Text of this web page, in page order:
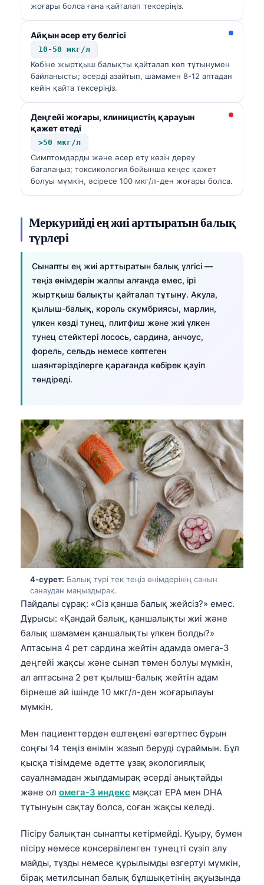
жоғары болса ғана қайталап тексеріңіз.
Айқын әсер ету белгісі
10-50 мкг/л
Көбіне жыртқыш балықты қайталап көп тұтынумен
байланысты; әсерді азайтып, шамамен 8-12 аптадан
кейін қайта тексеріңіз.
Деңгейі жоғары, клиницистің қарауын
қажет етеді
>50 мкг/л
Симптомдарды және әсер ету көзін дереу
бағалаңыз; токсикология бойынша кеңес қажет
болуы мүмкін, әсіресе 100 мкг/л-ден жоғары болса.
Меркурийді ең жиі арттыратын балық
түрлері
Сынапты ең жиі арттыратын балық үлгісі —
теңіз өнімдерін жалпы алғанда емес, ірі
жыртқыш балықты қайталап тұтыну. Акула,
қылыш-балық, король скумбриясы, марлин,
үлкен көзді тунец, плитфиш және жиі үлкен
тунец стейктері лосось, сардина, анчоус,
форель, сельдь немесе көптеген
шаянтәрізділерге қарағанда көбірек қауіп
төндіреді.
4-сурет: Балық түрі тек теңіз өнімдерінің санын
санаудан маңыздырақ.
Пайдалы сұрақ: «Сіз қанша балық жейсіз?» емес.
Дұрысы: «Қандай балық, қаншалықты жиі және
балық шамамен қаншалықты үлкен болды?»
Аптасына 4 рет сардина жейтін адамда омега-3
деңгейі жақсы және сынап төмен болуы мүмкін,
ал аптасына 2 рет қылыш-балық жейтін адам
бірнеше ай ішінде 10 мкг/л-ден жоғарылауы
мүмкін.
Мен пациенттерден ештеңені өзгертпес бұрын
соңғы 14 теңіз өнімін жазып беруді сұраймын. Бұл
қысқа тізімдеме әдетте ұзақ экологиялық
сауалнамадан жылдамырақ әсерді анықтайды
және ол омега-3 индекс мақсат EPA мен DHA
тұтынуын сақтау болса, соған жақсы келеді.
Пісіру балықтан сынапты кетірмейді. Қуыру, бумен
пісіру немесе консервіленген тунецті сүзіп алу
майды, тұзды немесе құрылымды өзгертуі мүмкін,
бірақ метилсынап балық бұлшықетінің ақуызында